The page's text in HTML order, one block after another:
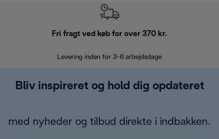
Fri fragt ved køb for over 370 kr.
Levering inden for 3-6 arbejdsdage
Bliv inspireret og hold dig opdateret
med nyheder og tilbud direkte i indbakken.